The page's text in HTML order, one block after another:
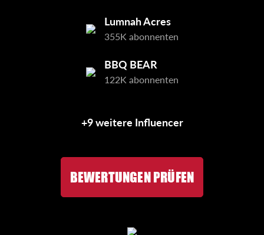
Lumnah Acres
355K abonnenten
BBQ BEAR
122K abonnenten
+9 weitere Influencer
BEWERTUNGEN PRÜFEN